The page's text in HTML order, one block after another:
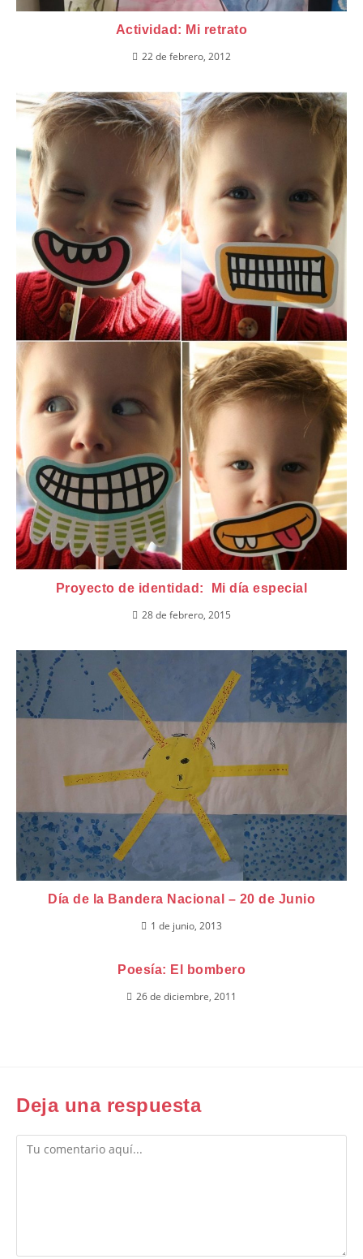
Actividad: Mi retrato
22 de febrero, 2012
Proyecto de identidad: Mi día especial
28 de febrero, 2015
Día de la Bandera Nacional – 20 de Junio
1 de junio, 2013
Poesía: El bombero
26 de diciembre, 2011
Deja una respuesta
Comentario